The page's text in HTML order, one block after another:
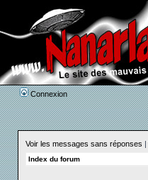
Connexion
Voir les messages sans réponses |
Index du forum